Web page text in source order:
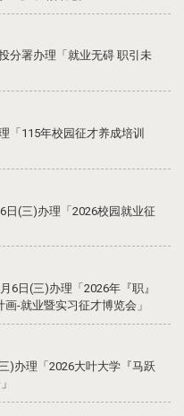
分署办理「就业无碍 职引未
「115年校园征才养成培训
日(三)办理「2026校园就业征
6日(三)办理「2026年『职』
画-就业暨实习征才博览会」
)办理「2026大叶大学『马跃